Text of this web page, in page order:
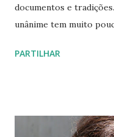
documentos e
unânime tem muito
poderão consultar na
profissional e cronista.
PARTILHAR